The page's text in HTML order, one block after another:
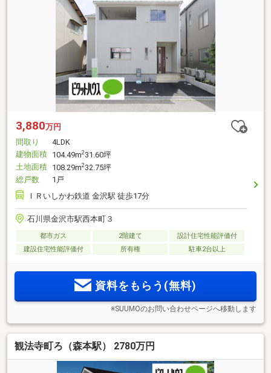
3,880万円
間取り
4LDK
建物面積 104.49m2 31.60坪
土地面積 108.29m2 32.75坪
総戸数
1戸
ＩＲいしかわ鉄道 金沢駅 徒歩17分
石川県金沢市駅西本町３
都市ガス 2階建て
設計住宅性能評価付
建設住宅性能評価付
所有権 駐車2台以上
資料をもらう(無料)
※SUUMOのお問い合わせページへ移動します
観法寺町ろ（森本駅） 2780万円